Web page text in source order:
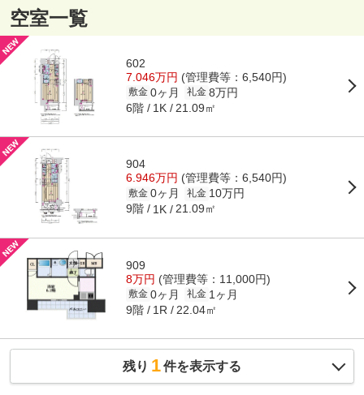
空室一覧
602
7.046万円 (管理費等：6,540円)
敷金 0ヶ月 礼金 8万円
6階 1K 21.09㎡
904
6.946万円 (管理費等：6,540円)
敷金 0ヶ月 礼金 10万円
9階 1K 21.09㎡
909
8万円 (管理費等：11,000円)
敷金 0ヶ月 礼金 1ヶ月
9階 1R 22.04㎡
残り 1件を表示する